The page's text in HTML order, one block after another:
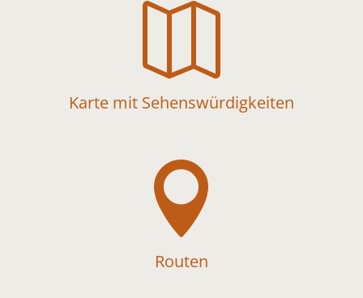

Karte mit Sehenswürdigkeiten

Routen